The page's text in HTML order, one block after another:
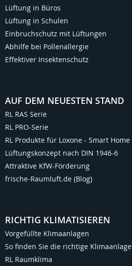
Lüftung in Büros
Lüftung in Schulen
Einbruchschutz mit Lüftungen
Abhilfe bei Pollenallergie
Effektiver Insektenschutz
AUF DEM NEUESTEN STAND
RL RAS Serie
RL PRO-Serie
RL Produkte für Loxone - Smart Home
Lüftungskonzept nach DIN 1946-6
Attraktive KfW-Förderung
frische-Raumluft.de (Blog)
RICHTIG KLIMATISIEREN
Vorgefüllte Klimaanlagen
So finden Sie die richtige Klimaanlage
RL Raumklima